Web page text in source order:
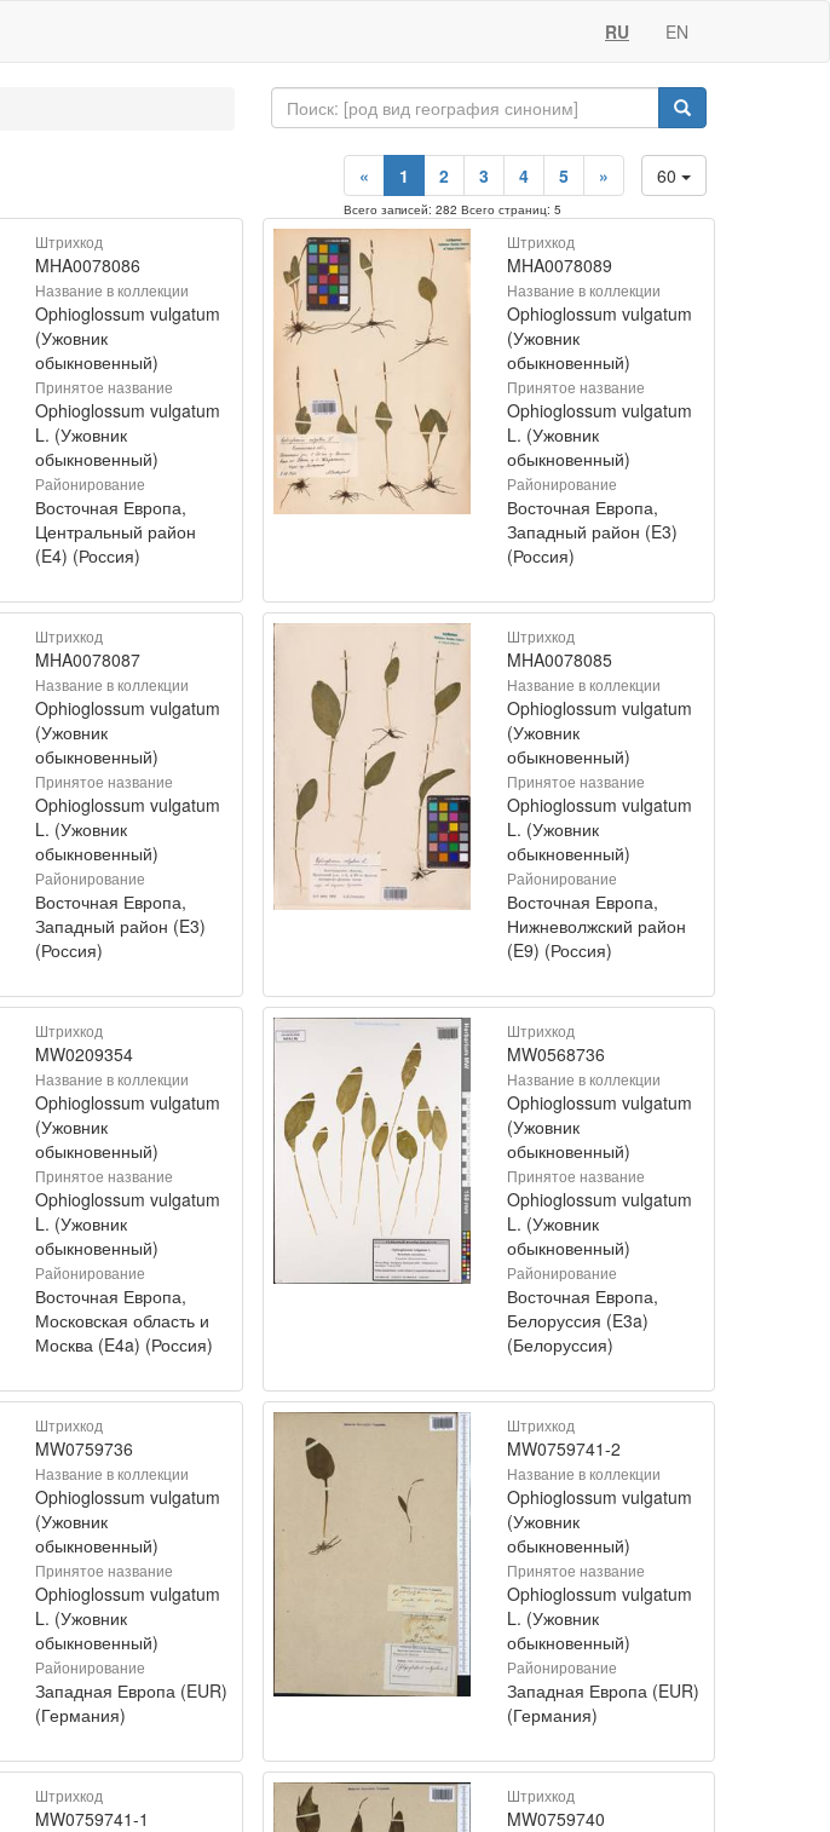
RU EN
60
« 1 2 3 4 5 »
Всего записей: 282 Всего страниц: 5
Штрихкод
MHA0078086
Название в коллекции
Ophioglossum vulgatum
(Ужовник
обыкновенный)
Принятое название
Ophioglossum vulgatum
L. (Ужовник
обыкновенный)
Районирование
Восточная Европа,
Центральный район
(E4) (Россия)
Штрихкод
MHA0078089
Название в коллекции
Ophioglossum vulgatum
(Ужовник
обыкновенный)
Принятое название
Ophioglossum vulgatum
L. (Ужовник
обыкновенный)
Районирование
Восточная Европа,
Западный район (E3)
(Россия)
Штрихкод
MHA0078087
Название в коллекции
Ophioglossum vulgatum
(Ужовник
обыкновенный)
Принятое название
Ophioglossum vulgatum
L. (Ужовник
обыкновенный)
Районирование
Восточная Европа,
Западный район (E3)
(Россия)
Штрихкод
MHA0078085
Название в коллекции
Ophioglossum vulgatum
(Ужовник
обыкновенный)
Принятое название
Ophioglossum vulgatum
L. (Ужовник
обыкновенный)
Районирование
Восточная Европа,
Нижневолжский район
(E9) (Россия)
Штрихкод
MW0209354
Название в коллекции
Ophioglossum vulgatum
(Ужовник
обыкновенный)
Принятое название
Ophioglossum vulgatum
L. (Ужовник
обыкновенный)
Районирование
Восточная Европа,
Московская область и
Москва (E4a) (Россия)
Штрихкод
MW0568736
Название в коллекции
Ophioglossum vulgatum
(Ужовник
обыкновенный)
Принятое название
Ophioglossum vulgatum
L. (Ужовник
обыкновенный)
Районирование
Восточная Европа,
Белоруссия (E3a)
(Белоруссия)
Штрихкод
MW0759736
Название в коллекции
Ophioglossum vulgatum
(Ужовник
обыкновенный)
Принятое название
Ophioglossum vulgatum
L. (Ужовник
обыкновенный)
Районирование
Западная Европа (EUR)
(Германия)
Штрихкод
MW0759741-2
Название в коллекции
Ophioglossum vulgatum
(Ужовник
обыкновенный)
Принятое название
Ophioglossum vulgatum
L. (Ужовник
обыкновенный)
Районирование
Западная Европа (EUR)
(Германия)
Штрихкод
MW0759741-1
Штрихкод
MW0759740